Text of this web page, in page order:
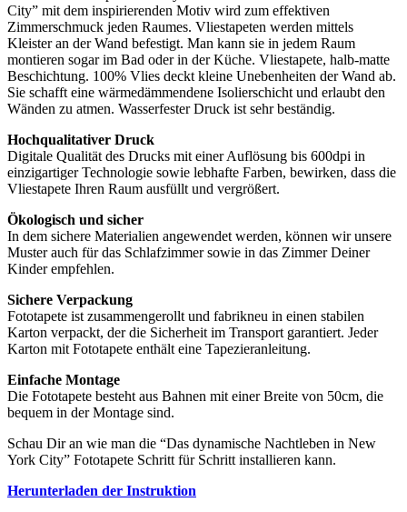
City” mit dem inspirierenden Motiv wird zum effektiven
Zimmerschmuck jeden Raumes. Vliestapeten werden mittels
Kleister an der Wand befestigt. Man kann sie in jedem Raum
montieren sogar im Bad oder in der Küche. Vliestapete, halb-matte
Beschichtung. 100% Vlies deckt kleine Unebenheiten der Wand ab.
Sie schafft eine wärmedämmendene Isolierschicht und erlaubt den
Wänden zu atmen. Wasserfester Druck ist sehr beständig.
Hochqualitativer Druck
Digitale Qualität des Drucks mit einer Auflösung bis 600dpi in
einzigartiger Technologie sowie lebhafte Farben, bewirken, dass die
Vliestapete Ihren Raum ausfüllt und vergrößert.
Ökologisch und sicher
In dem sichere Materialien angewendet werden, können wir unsere
Muster auch für das Schlafzimmer sowie in das Zimmer Deiner
Kinder empfehlen.
Sichere Verpackung
Fototapete ist zusammengerollt und fabrikneu in einen stabilen
Karton verpackt, der die Sicherheit im Transport garantiert. Jeder
Karton mit Fototapete enthält eine Tapezieranleitung.
Einfache Montage
Die Fototapete besteht aus Bahnen mit einer Breite von 50cm, die
bequem in der Montage sind.
Schau Dir an wie man die “Das dynamische Nachtleben in New
York City” Fototapete Schritt für Schritt installieren kann.
Herunterladen der Instruktion